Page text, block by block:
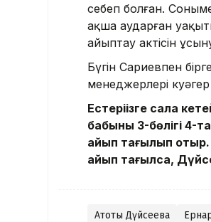
себеп болған.
ақша аударған
айыптау актісін
Бүгін Сариевпен
менеджерлері
Естеріңізге сала
бабының 3-бөлігі
айып тағылып
айып тағылса,
Ақтоты Дүйсеева